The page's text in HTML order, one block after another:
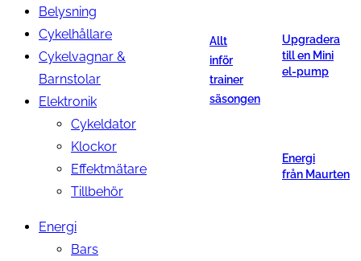
Belysning
Cykelhållare
Cykelvagnar &
Barnstolar
Elektronik
Cykeldator
Klockor
Effektmätare
Tillbehör
Energi
Bars
Allt
inför
trainer
säsongen
Upgradera
till en Mini
el-pump
Energi
från Maurten